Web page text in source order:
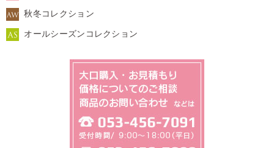
秋冬コレクション
オールシーズンコレクション